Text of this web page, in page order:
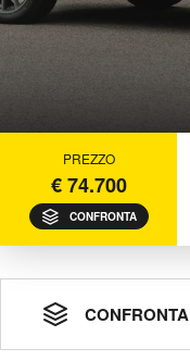
PREZZO
€ 74.700
CONFRONTA
CONFRONTA